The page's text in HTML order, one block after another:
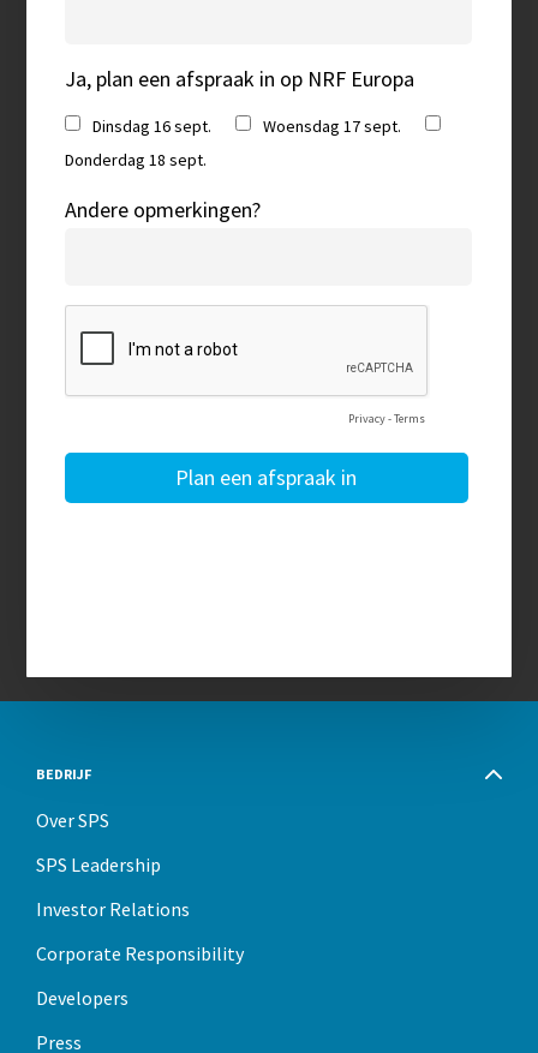
BEDRIJF
Over SPS
SPS Leadership
Investor Relations
Corporate Responsibility
Developers
Press